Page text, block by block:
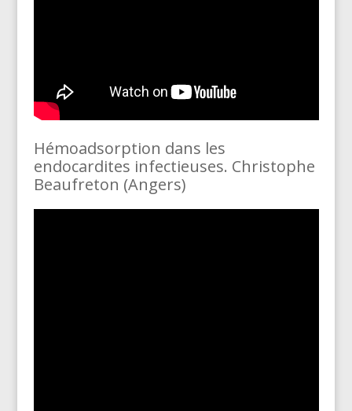
Hémoadsorption dans les
endocardites infectieuses. Christophe
Beaufreton (Angers)